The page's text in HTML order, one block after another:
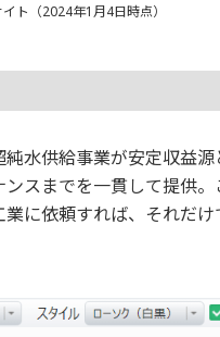
ト（2024年1月4日時点）
水供給事業が安定収益
スまでを一貫して提供
に依頼すれば、それだ